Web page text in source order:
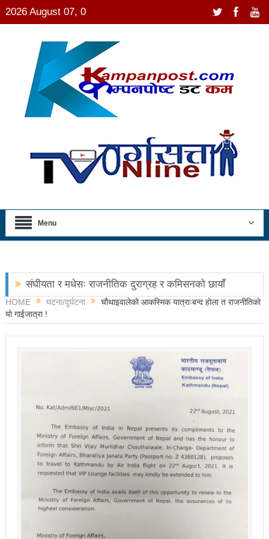
2026 August 07, 0
Menu
संघीयता र मधेसः राजनीतिक दुराग्रह र कमिसनको छायाँ
छोराले फलामको पाइपले हान्दा बाबुको मृत्यु
नवनिर्वाचित राष्ट्रिय सभा सदस्यहरुले शपथ लिए
चार स्थानमा रास्वपा विजयीः काँग्रेस र नेकपाले खाता खोले
रञ्जु दर्शना विजयीः अधिकांश स्थानमा रास्वपा अगाडि
प्रतिनिधिसभा सदस्य निर्वाचनः ६० प्रतिशत मत खस्यो,
काठमाडौँसहित केही स्थानमा रातीदेखि नै गणना सुरु हुने
निर्वाचनले सङ्घीय लोकतान्त्रिक गणतन्त्रात्मक प्रणालीलाई
HOME घटना/दुर्घटना
चौथाइवालेको आकस्मिक यात्राःबन्द हाेला त राजनीतिकाे
याे गाईजात्रा !